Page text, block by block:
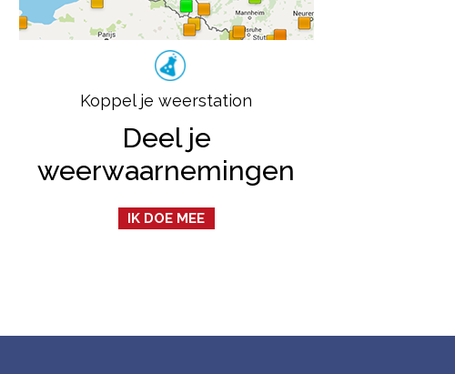
Koppel je weerstation
Deel je
weerwaarnemingen
IK DOE MEE